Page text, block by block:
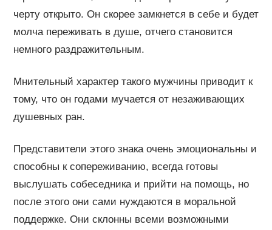
черту открыто. Он скорее замкнется в себе и будет
молча переживать в душе, отчего становится
немного раздражительным.
Мнительный характер такого мужчины приводит к
тому, что он годами мучается от незаживающих
душевных ран.
Представители этого знака очень эмоциональны и
способны к сопереживанию, всегда готовы
выслушать собеседника и прийти на помощь, но
после этого они сами нуждаются в моральной
поддержке. Они склонны всеми возможными